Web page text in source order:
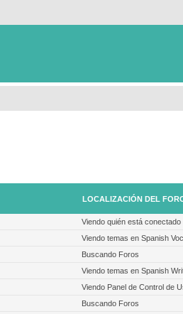
LOCALIZACIÓN DEL
Viendo quién está conectado
Viendo temas en Spanish
Buscando Foros
Viendo temas en Spanish
Viendo Panel de Control de
Buscando Foros